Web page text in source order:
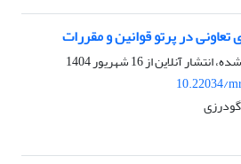
در پرتو قوانین و مقررات
انتشار آنلاین از16 شهریور 1404
10.22034/